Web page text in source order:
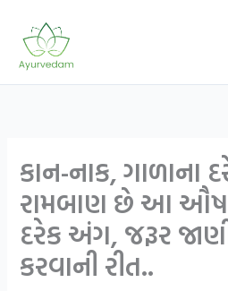
content
કાન-નાક, ગાળાના
રામબાણ છે આ
દરેક અંગ, જરૂર
કરવાની રીત..